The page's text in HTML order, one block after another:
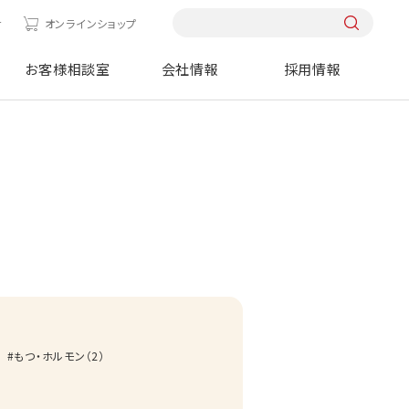
オンラインショップ
お客様相談室 会社情報 採用情報
もつ・ホルモン （2）